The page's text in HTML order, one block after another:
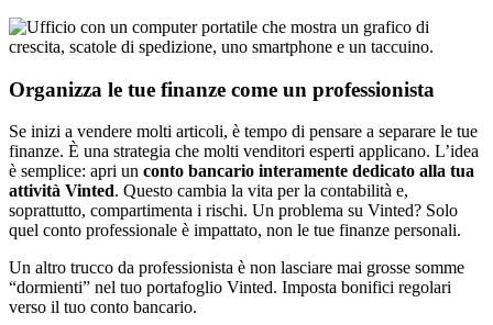
Organizza le tue finanze come un professionista
Se inizi a vendere molti articoli, è tempo di pensare a separare le tue
finanze. È una strategia che molti venditori esperti applicano. L’idea
è semplice: apri un conto bancario interamente dedicato alla tua
attività Vinted. Questo cambia la vita per la contabilità e,
soprattutto, compartimenta i rischi. Un problema su Vinted? Solo
quel conto professionale è impattato, non le tue finanze personali.
Un altro trucco da professionista è non lasciare mai grosse somme
“dormienti” nel tuo portafoglio Vinted. Imposta bonifici regolari
verso il tuo conto bancario.